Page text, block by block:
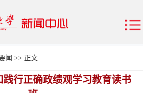
闻 >> 正文
践行正确政绩观学习教育读书